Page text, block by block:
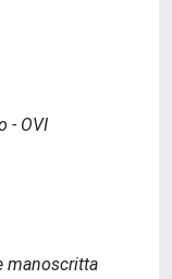
- OVI
manoscritta